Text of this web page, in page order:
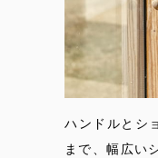
ハンドルとシ
まで、幅広い